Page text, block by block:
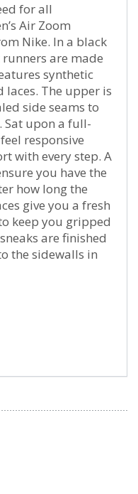
for all
Air Zoom
Nike. In a black
are made
synthetic
The upper is
side seams to
Sat upon a full-
responsive
with every step. A
you have the
how long the
give you a fresh
keep you gripped
are finished
the sidewalls in